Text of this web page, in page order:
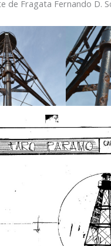
de Fragata Fernando D.